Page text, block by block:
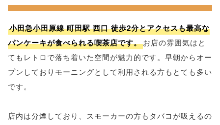
小田急小田原線 町田駅 西口 徒歩2分とアクセスも最高な
パンケーキが食べられる喫茶店です。お店の雰囲気はと
てもレトロで落ち着いた空間が魅力的です。早朝からオー
プンしておりモーニングとして利用される方もとても多い
です。
店内は分煙しており、スモーカーの方もタバコが吸えるの